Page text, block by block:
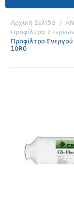
Αρχική Σελίδα /
Προφίλτρα
Προφίλτρο
10R0